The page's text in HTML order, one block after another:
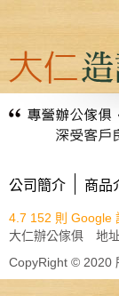
公司簡介 商品
4.7 152 則 Google
大仁辦公傢俱 地
CopyRight © 2020